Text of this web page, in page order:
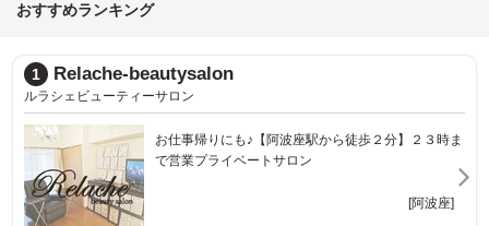
おすすめランキング
2 Nail UsaMimi
ネイルウサミミ